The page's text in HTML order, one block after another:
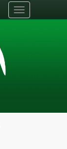
Toggle
navigation